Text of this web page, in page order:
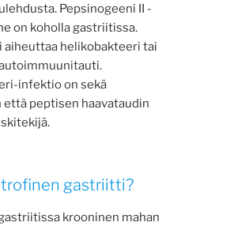
Pepsinogeeni II -
on koholla gastriitissa.
aiheuttaa helikobakteeri tai
infektio on sekä
että peptisen haavataudin
gastriitti?
krooninen mahan